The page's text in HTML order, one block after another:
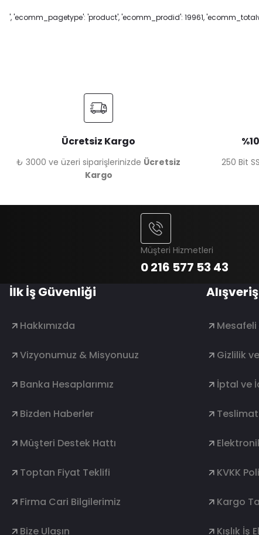
', 'ecomm_pagetype': 'product', 'ecomm_prodid': 19961,
Ücretsiz Kargo
₺ 3000 ve üzeri siparişlerinizde Ücretsiz
Kargo
250 Bit
Müşteri Hizmetleri
0 216 577 53 43
İlk İş Güvenliği
Hakkımızda
Vizyonumuz & Misyonuuz
Banka Hesaplarımız
Bizden Haberler
Müşteri Destek Hattı
Toptan Fiyat Teklifi
Firma Cari Bilgilerimiz
Bize Ulaşın
Alışveriş
Mesafeli
Gizlilik
İptal ve
Teslimat
KVKK
Kargo
Kışlık İş